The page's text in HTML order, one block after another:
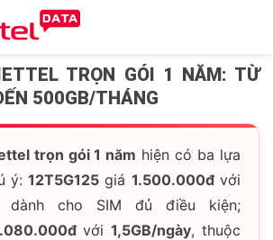
TRỌN GÓI 1 NĂM: TỪ
500GB/THÁNG
trọn gói 1 năm hiện có ba lựa
ý:12T5G125 giá 1.500.000đvới
dành cho SIM đủ điều kiện;
với1,5GB/ngày, thuộc